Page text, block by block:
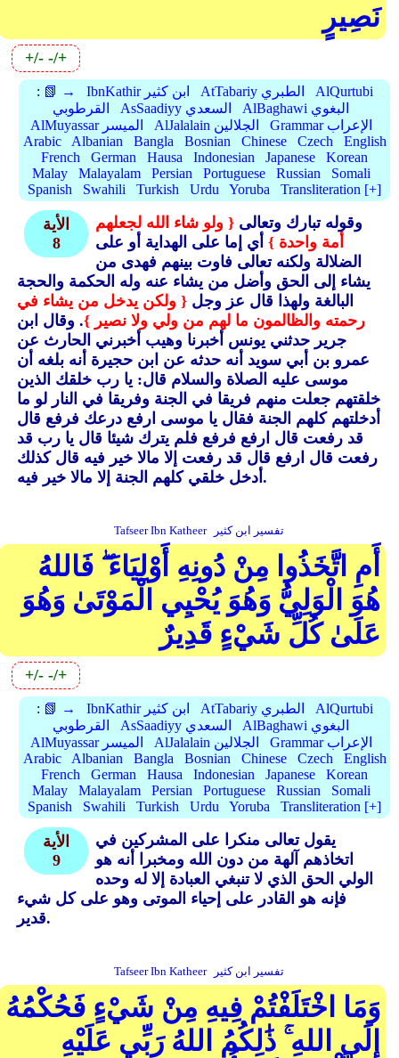
نَصِيرٍ
+/- -/+
: 📗 → IbnKathir ابن كثير AtTabariy الطبري
AlQurtubi
القرطوبي
AsSaadiyy السعدي
AlBaghawi البغوي
AlMuyassar الميسر
AlJalalain الجلالين
Grammar الإعراب
Arabic
Albanian Bangla Bosnian Chinese Czech
English
French
German Hausa Indonesian Japanese
Korean
Malay
Malayalam Persian Portuguese Russian
Somali
Spanish
Swahili Turkish Urdu Yoruba Transliteration [+]
الأية
8
وقوله تبارك وتعالى { ولو شاء الله لجعلهم
أمة واحدة }أي إما على الهداية أو على
الضلالة ولكنه تعالى فاوت بينهم فهدى من
يشاء إلى الحق وأضل من يشاء عنه وله الحكمة والحجة
البالغة ولهذا قال عز وجل { ولكن يدخل من يشاء في
رحمته والظالمون ما لهم من ولي ولا نصير }. وقال ابن
جرير حدثني يونس أخبرنا وهيب أخبرني الحارث عن
عمرو بن أبي سويد أنه حدثه عن ابن حجيرة أنه بلغه أن
موسى عليه الصلاة والسلام قال: يا رب خلقك الذين
خلقتهم جعلت منهم فريقا في الجنة وفريقا في النار لو ما
أدخلتهم كلهم الجنة فقال يا موسى ارفع درعك فرفع قال
قد رفعت قال ارفع فرفع فلم يترك شيئا قال يا رب قد
رفعت قال ارفع قال قد رفعت إلا مالا خير فيه قال كذلك
أدخل خلقي كلهم الجنة إلا مالا خير فيه.
Tafseer Ibn Katheer تفسير ابن كثير
أَمِ اتَّخَذُوا مِنْ دُونِهِ أَوْلِيَاءَ ۖ فَاللهُ
هُوَ الْوَلِيُّ وَهُوَ يُحْيِي الْمَوْتَىٰ وَهُوَ
عَلَىٰ كُلِّ شَيْءٍ قَدِيرٌ
+/- -/+
: 📗 → IbnKathir ابن كثير AtTabariy الطبري
AlQurtubi
القرطوبي
AsSaadiyy السعدي
AlBaghawi البغوي
AlMuyassar الميسر
AlJalalain الجلالين
Grammar الإعراب
Arabic
Albanian Bangla Bosnian Chinese Czech
English
French
German Hausa Indonesian Japanese
Korean
Malay
Malayalam Persian Portuguese Russian
Somali
Spanish
Swahili Turkish Urdu Yoruba Transliteration [+]
الأية
9
يقول تعالى منكرا على المشركين في
اتخاذهم آلهة من دون الله ومخبرا أنه هو
الولي الحق الذي لا تنبغي العبادة إلا له وحده
فإنه هو القادر على إحياء الموتى وهو على كل شيء
قدير.
Tafseer Ibn Katheer تفسير ابن كثير
وَمَا اخْتَلَفْتُمْ فِيهِ مِنْ شَيْءٍ فَحُكْمُهُ
إِلَى اللهِ ۚ ذَٰلِكُمُ اللهُ رَبِّي عَلَيْهِ